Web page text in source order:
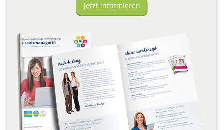
Jetzt informieren